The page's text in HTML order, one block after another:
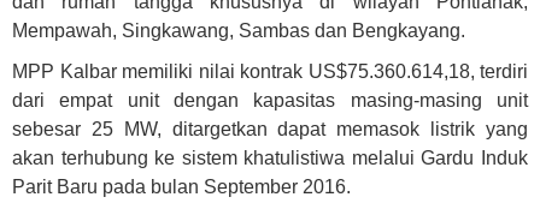
Mempawah, Singkawang, Sambas dan Bengkayang.
MPP Kalbar memiliki nilai kontrak US$75.360.614,18, terdiri
dari empat unit dengan kapasitas masing-masing unit
sebesar 25 MW, ditargetkan dapat memasok listrik yang
akan terhubung ke sistem khatulistiwa melalui Gardu Induk
Parit Baru pada bulan September 2016.